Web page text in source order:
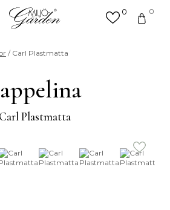
0 0
produkt eller
/ Carl Plastmatta
Carl Plastmatta